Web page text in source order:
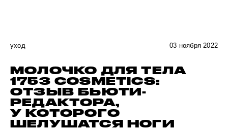
уход 03 ноября 2022
МОЛОЧКО ДЛЯ ТЕЛА
1753 COSMETICS:
ОТЗЫВ БЬЮТИ-
РЕДАКТОРА,
У КОТОРОГО
ШЕЛУШАТСЯ НОГИ